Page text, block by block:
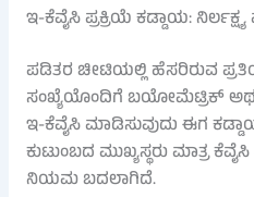
ಇ-ಕೆವೈಸಿ ಪ್ರಕ್ರಿಯೆ ಕಡ್ಡಾಯ:
ಪಡಿತರ ಚೀಟಿಯಲ್ಲಿ ಹೆಸರಿರುವ
ಸಂಖ್ಯೆಯೊಂದಿಗೆ ಬಯೋಮೆಟ್ರಿಕ್
ಇ-ಕೆವೈಸಿ ಮಾಡಿಸುವುದು ಈಗ
ಕುಟುಂಬದ ಮುಖ್ಯಸ್ಥರು ಮಾತ್ರ
ನಿಯಮ ಬದಲಾಗಿದೆ.